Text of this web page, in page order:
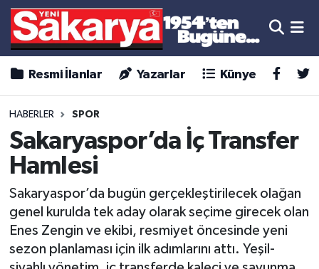
Resmi İlanlar Yazarlar Künye
HABERLER SPOR
Sakaryaspor’da İç Transfer
Hamlesi
Sakaryaspor’da bugün gerçekleştirilecek olağan
genel kurulda tek aday olarak seçime girecek olan
Enes Zengin ve ekibi, resmiyet öncesinde yeni
sezon planlaması için ilk adımlarını attı. Yeşil-